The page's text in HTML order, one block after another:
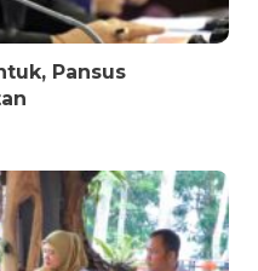
Pansus